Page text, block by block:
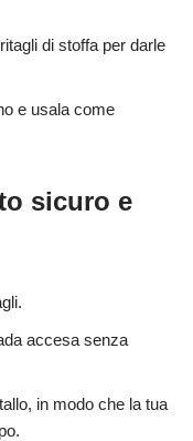
di stoffa per darle
e usala come
sicuro e
accesa senza
in modo che la tua